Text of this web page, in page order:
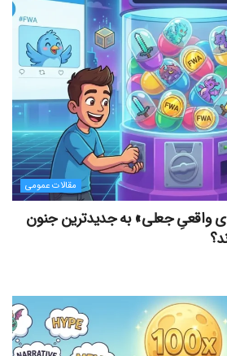
مقالات عمومی
واقعیِ جعلی» به جدیدترین جنون